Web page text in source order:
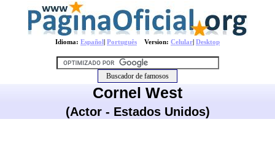
Idioma: Español| Português Version: Celular| Desktop
Cornel West
(Actor - Estados Unidos)